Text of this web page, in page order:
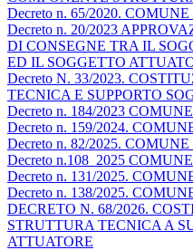
Decreto n. 65/2020.
Decreto n. 20/2023
DI CONSEGNE TRA IL
ED IL SOGGETTO
Decreto N. 33/2023.
TECNICA E SUPPORTO
Decreto n. 184/2023
Decreto n. 159/2024.
Decreto n. 82/2025.
Decreto n.108_2025
Decreto n. 131/2025.
Decreto n. 138/2025.
DECRETO N. 68/2026.
STRUTTURA TECNICA A
ATTUATORE